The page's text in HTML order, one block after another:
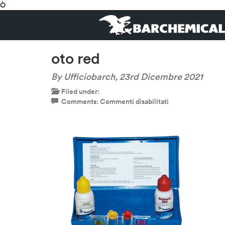
Ò
oto red
By Ufficiobarch,23rd Dicembre 2021
Filed under:
Comments: Commenti disabilitati